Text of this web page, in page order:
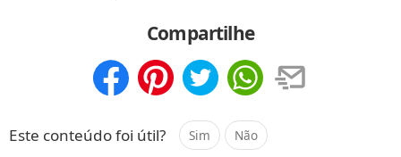
Compartilhe
Este conteúdo foi útil? Sim Não